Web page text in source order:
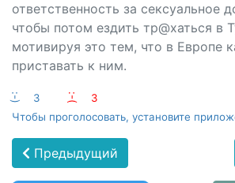
ответственность за сексуальное
чтобы потом ездить тр@хаться в
мотивируя это тем, что в Европе
приставать к ним.
:-) 3 :-(
3
Чтобы проголосовать, установите
Предыдущий